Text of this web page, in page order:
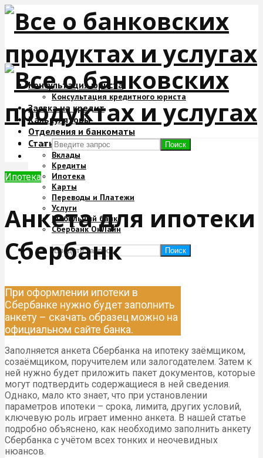
Консультация юриста
Консультация кредитного юриста
Заявка на кредит
Калькуляторы
Отделения и банкоматы
Статьи
Вклады
Кредиты
Ипотека
Карты
Переводы и Платежи
Услуги
Мобильный банк
Сбербанк ОнЛайн
Поиск
Поиск
Ипотека
Анкета для ипотеки
Сбербанк
При оформлении ипотеки в
Сбербанке нужно будет заполнить
анкету – скачать образец можно на
официальном сайте банка.
Заполняется анкета Сбербанка на ипотеку заёмщиком,
созаёмщиком, поручителем или залогодателем. Затем к
ней нужно будет приложить пакет документов, которые
могут подтвердить содержащиеся в ней сведения.
Однако, мало кто знает, что при установлении
параметров ипотеки – срока, лимита, других условий,
ключевую роль играет именно анкета. В нашей статье
подробно объяснено, как необходимо заполнить анкету
Сбербанка с учётом всех тонких и неочевидных
нюансов.